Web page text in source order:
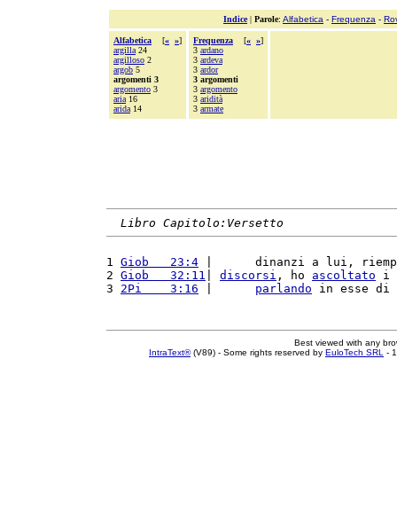
Indice| Parole: Alfabetica - Frequenza -
Alfabetica [« »]
argilla 24
argilloso 2
argob 5
argomenti 3
argomento 3
aria 16
arida 14
Frequenza [« »]
3 ardano
3 ardeva
3 ardor
3 argomenti
3 argomento
3 aridità
3 armate
Libro Capitolo:Versetto
1 Giob   23:4 |      dinanzi a lui,
2 Giob   32:11 discorsi , ho ascoltato i
3 2Pi    3:16 parlando in esse
Best viewed with any
IntraText®(V89) - Some rights reserved by EuloTech SRL -